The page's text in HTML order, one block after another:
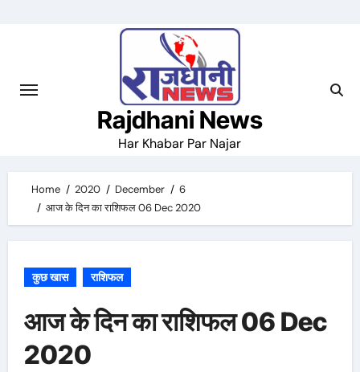
Rajdhani News
Har Khabar Par Najar
Home 2020 December
6
आज के दिन का राशिफल 06 Dec 2020
कुछ खास राशिफल
आज के दिन का राशिफल 06 Dec
2020